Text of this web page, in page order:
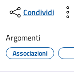
Condividi
Argomenti
Associazioni